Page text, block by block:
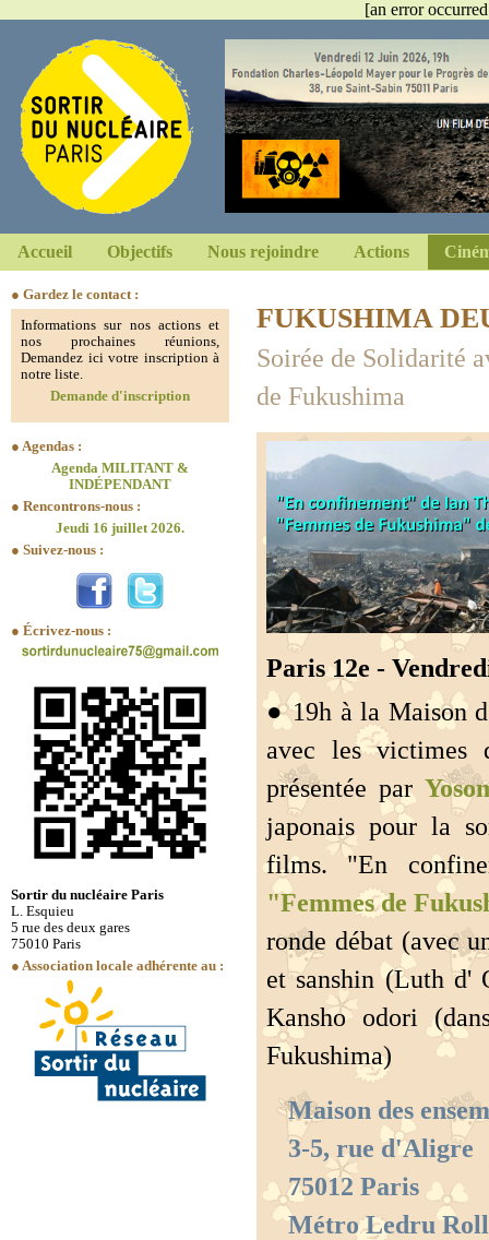
[an error
Accueil Objectifs Nous rejoindre Actions
● Gardez le contact :
Informations sur nos actions et
nos prochaines réunions,
Demandez ici votre inscription à
notre liste.
Demande d'inscription
● Agendas :
Agenda MILITANT &
INDÉPENDANT
● Rencontrons-nous :
Jeudi 16 juillet 2026.
● Suivez-nous :
● Écrivez-nous :
Sortir du nucléaire Paris
L. Esquieu
5 rue des deux gares
75010 Paris
● Association locale adhérente au :
FUKUSHIMA
Soirée de Solidarité
de Fukushima
Paris 12e -
● 19h à la Maison
avec les victimes
présentée par
japonais pour la
films. "En
"Femmes de
ronde débat (avec
et sanshin (Luth d'
Kansho odori
Fukushima)
Maison des
3-5, rue d'Aligre
75012 Paris
Métro Ledru